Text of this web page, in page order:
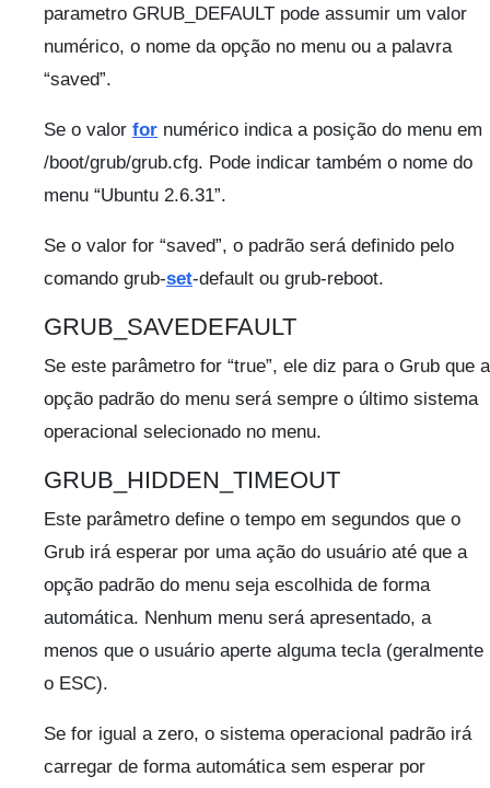
parametro GRUB_DEFAULT pode assumir um valor
numérico, o nome da opção no menu ou a palavra
“saved”.
Se o valor for numérico indica a posição do menu em
/boot/grub/grub.cfg. Pode indicar também o nome do
menu “Ubuntu 2.6.31”.
Se o valor for “saved”, o padrão será definido pelo
comando grub-set-default ou grub-reboot.
GRUB_SAVEDEFAULT
Se este parâmetro for “true”, ele diz para o Grub que a
opção padrão do menu será sempre o último sistema
operacional selecionado no menu.
GRUB_HIDDEN_TIMEOUT
Este parâmetro define o tempo em segundos que o
Grub irá esperar por uma ação do usuário até que a
opção padrão do menu seja escolhida de forma
automática. Nenhum menu será apresentado, a
menos que o usuário aperte alguma tecla (geralmente
o ESC).
Se for igual a zero, o sistema operacional padrão irá
carregar de forma automática sem esperar por